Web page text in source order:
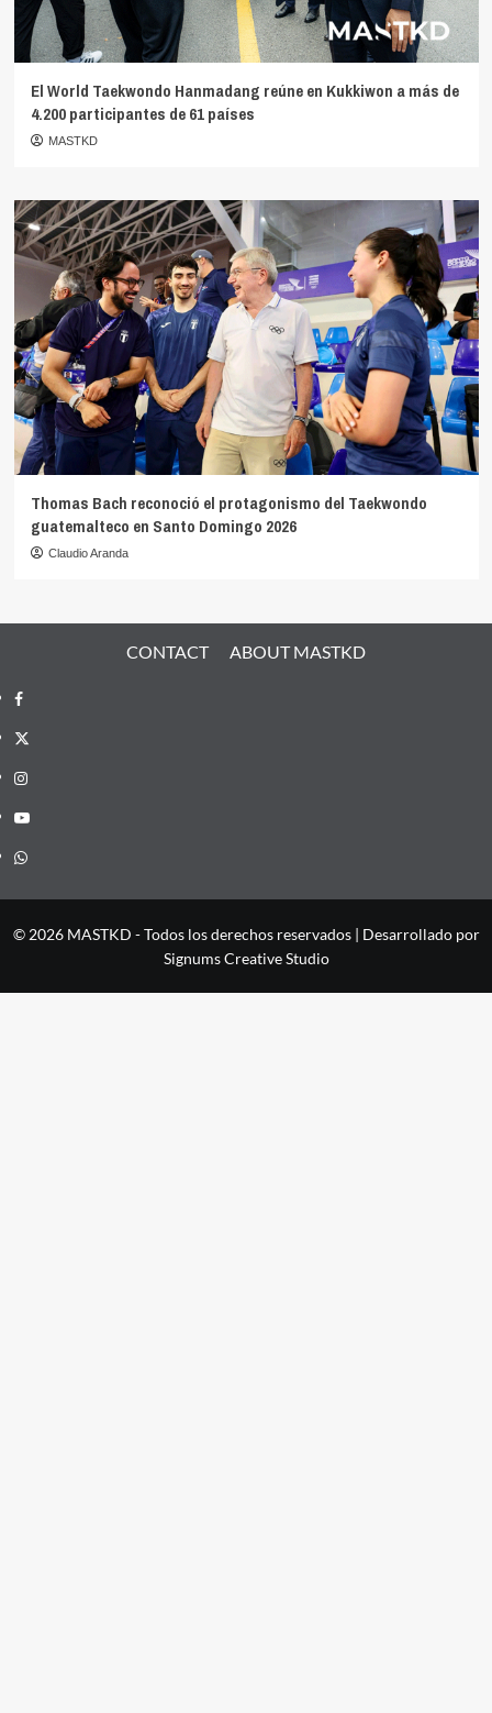
El World Taekwondo Hanmadang reúne en Kukkiwon a más de
4.200 participantes de 61 países
MASTKD
Thomas Bach reconoció el protagonismo del Taekwondo
guatemalteco en Santo Domingo 2026
Claudio Aranda
CONTACT ABOUT MASTKD
Facebook
X
Instagram
YouTube
Whatsapp